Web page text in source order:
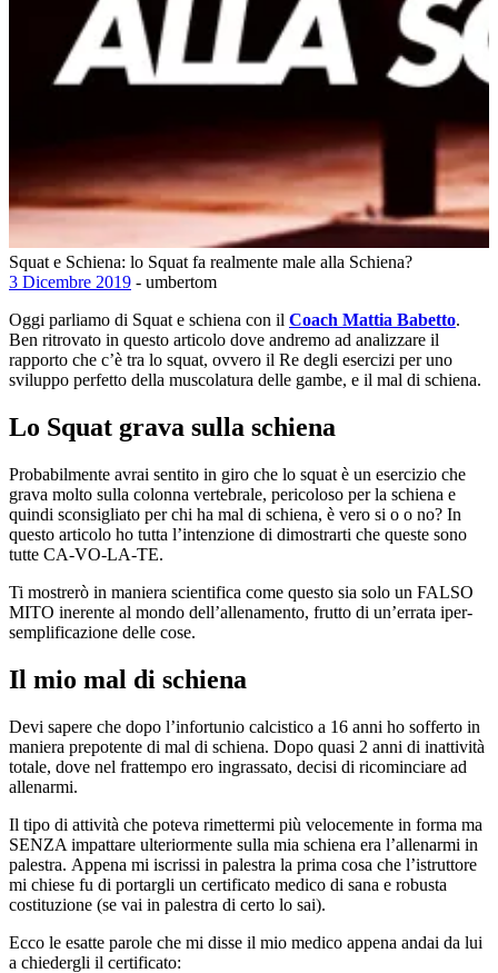
Squat e Schiena: lo Squat fa realmente male alla Schiena?
3 Dicembre 2019 - umbertom
Oggi parliamo di Squat e schiena con il Coach Mattia Babetto.
Ben ritrovato in questo articolo dove andremo ad analizzare il
rapporto che c’è tra lo squat, ovvero il Re degli esercizi per uno
sviluppo perfetto della muscolatura delle gambe, e il mal di schiena.
Lo Squat grava sulla schiena
Probabilmente avrai sentito in giro che lo squat è un esercizio che
grava molto sulla colonna vertebrale, pericoloso per la schiena e
quindi sconsigliato per chi ha mal di schiena, è vero si o o no? In
questo articolo ho tutta l’intenzione di dimostrarti che queste sono
tutte CA-VO-LA-TE.
Ti mostrerò in maniera scientifica come questo sia solo un FALSO
MITO inerente al mondo dell’allenamento, frutto di un’errata iper-
semplificazione delle cose.
Il mio mal di schiena
Devi sapere che dopo l’infortunio calcistico a 16 anni ho sofferto in
maniera prepotente di mal di schiena. Dopo quasi 2 anni di inattività
totale, dove nel frattempo ero ingrassato, decisi di ricominciare ad
allenarmi.
Il tipo di attività che poteva rimettermi più velocemente in forma ma
SENZA impattare ulteriormente sulla mia schiena era l’allenarmi in
palestra. Appena mi iscrissi in palestra la prima cosa che l’istruttore
mi chiese fu di portargli un certificato medico di sana e robusta
costituzione (se vai in palestra di certo lo sai).
Ecco le esatte parole che mi disse il mio medico appena andai da lui
a chiedergli il certificato: